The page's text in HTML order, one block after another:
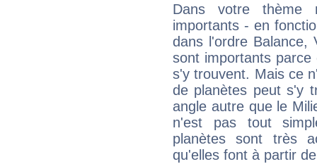
Dans votre thème
importants - en
dans l'ordre Balance,
sont importants parce
s'y trouvent. Mais ce
de planètes peut s'y
angle autre que le
n'est pas tout
planètes sont très
qu'elles font à partir